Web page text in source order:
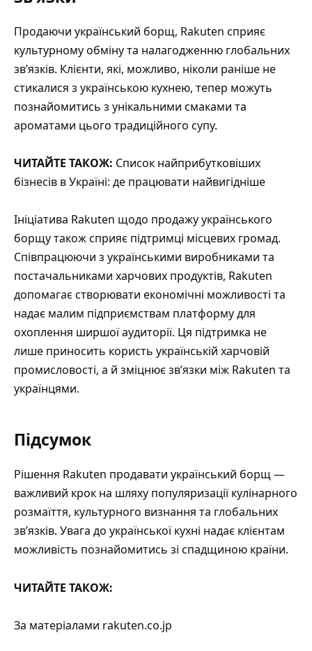
Продаючи український борщ, Rakuten сприяє
культурному обміну та налагодженню глобальних
зв’язків. Клієнти, які, можливо, ніколи раніше не
стикалися з українською кухнею, тепер можуть
познайомитись з унікальними смаками та
ароматами цього традиційного супу.
ЧИТАЙТЕ ТАКОЖ: Список найприбутковіших
бізнесів в Україні: де працювати найвигідніше
Ініціатива Rakuten щодо продажу українського
борщу також сприяє підтримці місцевих громад.
Співпрацюючи з українськими виробниками та
постачальниками харчових продуктів, Rakuten
допомагає створювати економічні можливості та
надає малим підприємствам платформу для
охоплення ширшої аудиторії. Ця підтримка не
лише приносить користь українській харчовій
промисловості, а й зміцнює зв’язки між Rakuten та
українцями.
Підсумок
Рішення Rakuten продавати український борщ —
важливий крок на шляху популяризації кулінарного
розмаїття, культурного визнання та глобальних
зв’язків. Увага до української кухні надає клієнтам
можливість познайомитись зі спадщиною країни.
ЧИТАЙТЕ ТАКОЖ:
За матеріалами rakuten.co.jp